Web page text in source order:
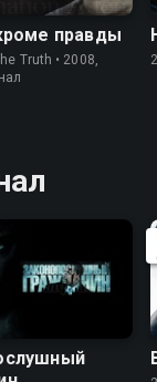
правды
Truth • 2008,